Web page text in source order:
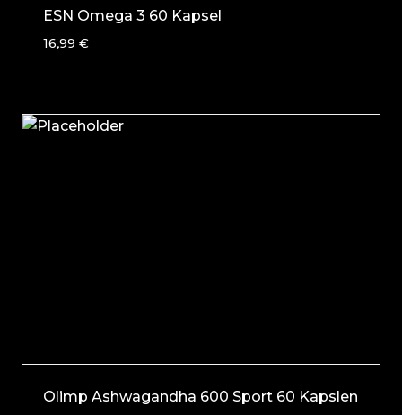
ESN Omega 3 60 Kapsel
16,99 €
Olimp Ashwagandha 600 Sport 60 Kapslen